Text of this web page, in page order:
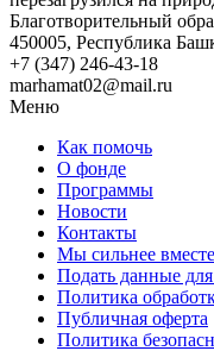
Благотворительный
450005, Республика
+7 (347) 246-43-18
marhamat02@mail.ru
Меню
Как помочь
О фонде
Программы
Новости
Контакты
Мы сильнее вместе
Подать данные для
Политика
Публичная оферта
Политика